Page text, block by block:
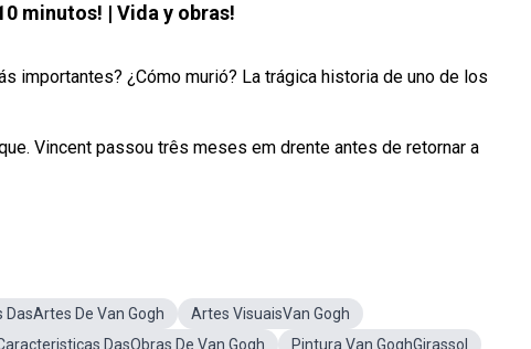
minutos! | Vida y obras!
importantes? ¿Cómo murió? La trágica historia de uno de los
Vincent passou três meses em drente antes de retornar a
DasArtes De Van Gogh
Artes VisuaisVan Gogh
DasObras De Van Gogh Pintura Van GoghGirassol